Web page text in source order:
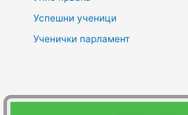
Успешни ученици
Ученички парламент